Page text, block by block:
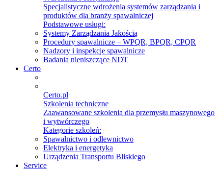
Specjalistyczne wdrożenia systemów zarządzania i
produktów dla branży spawalniczej
Podstawowe usługi:
Systemy Zarządzania Jakością
Procedury spawalnicze – WPQR, BPQR, CPQR
Nadzory i inspekcje spawalnicze
Badania nieniszczące NDT
Certo
Certo.pl
Szkolenia techniczne
Zaawansowane szkolenia dla przemysłu maszynowego
i wytwórczego
Kategorie szkoleń:
Spawalnictwo i odlewnictwo
Elektryka i energetyka
Urządzenia Transportu Bliskiego
Service